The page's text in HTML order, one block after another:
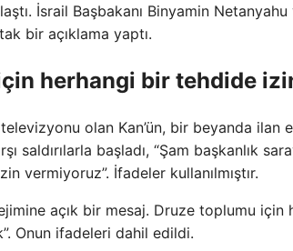
İsrail Başbakanı Binyamin
bir açıklama yaptı.
herhangi bir tehdide
olan Kan’ün, bir beyanda ilan
saldırılarla başladı, “Şam başkanlık
vermiyoruz”. İfadeler kullanılmıştır.
açık bir mesaj. Druze toplumu
Onun ifadeleri dahil edildi.